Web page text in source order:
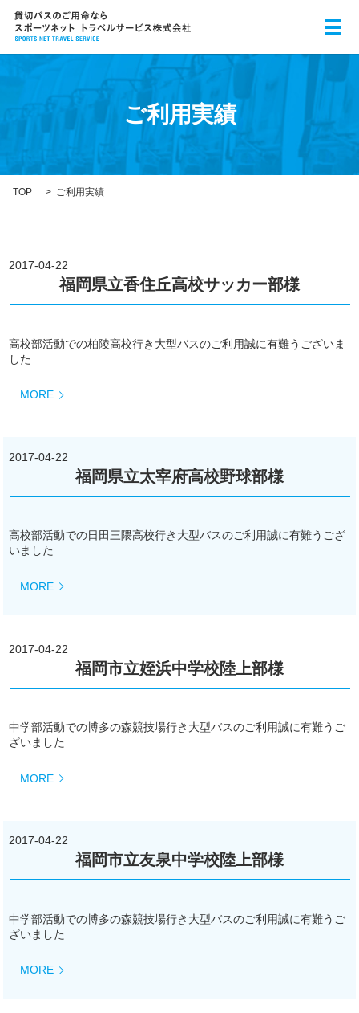
メ
ご利用実績
TOP ご利用実績
2017-04-22
福岡県立香住丘高校サッカー部様
高校部活動での柏陵高校行き大型バスのご利用誠に有難うございま
した
MORE
2017-04-22
福岡県立太宰府高校野球部様
高校部活動での日田三隈高校行き大型バスのご利用誠に有難うござ
いました
MORE
2017-04-22
福岡市立姪浜中学校陸上部様
中学部活動での博多の森競技場行き大型バスのご利用誠に有難うご
ざいました
MORE
2017-04-22
福岡市立友泉中学校陸上部様
中学部活動での博多の森競技場行き大型バスのご利用誠に有難うご
ざいました
MORE